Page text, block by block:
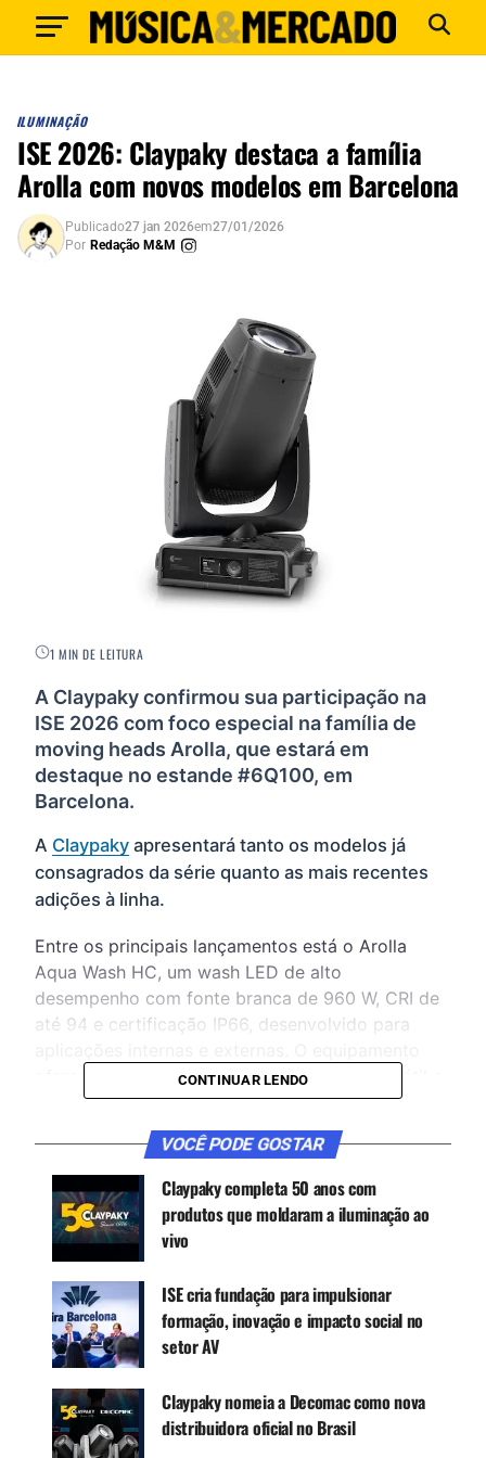
ILUMINAÇÃO
ISE 2026: Claypaky destaca a família
Arolla com novos modelos em Barcelona
Publicado27 jan 2026em27/01/2026
Por Redação M&M
1 MIN DE LEITURA
A Claypaky confirmou sua participação na
ISE 2026 com foco especial na família de
moving heads Arolla, que estará em
destaque no estande #6Q100, em
Barcelona.
A Claypaky apresentará tanto os modelos já
consagrados da série quanto as mais recentes
adições à linha.
Entre os principais lançamentos está o Arolla
Aqua Wash HC, um wash LED de alto
desempenho com fonte branca de 960 W, CRI de
até 94 e certificação IP66, desenvolvido para
oferece mistura de cores precisa, zoom versátil e
sistema interno de barndoors em dois planos
focais para maior controle do facho de luz.
CONTINUE ACOMPANHANDO
Receba novas matérias do Música & Mercado no
WhatsApp e no Google News.
Canal WhatsApp
Google News
CONTINUAR LENDO
VOCÊ PODE GOSTAR
Claypaky completa 50 anos com
produtos que moldaram a iluminação ao
vivo
ISE cria fundação para impulsionar
formação, inovação e impacto social no
setor AV
Claypaky nomeia a Decomac como nova
distribuidora oficial no Brasil